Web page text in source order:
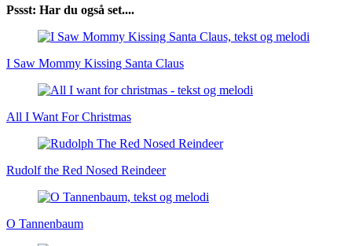
Pssst: Har du også set....
I Saw Mommy Kissing Santa Claus
All I Want For Christmas
Rudolf the Red Nosed Reindeer
O Tannenbaum